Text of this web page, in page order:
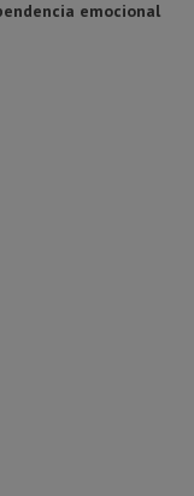
emocional